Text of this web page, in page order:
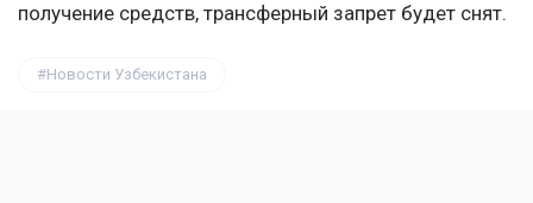
получение средств, трансферный запрет будет снят.
Новости Узбекистана